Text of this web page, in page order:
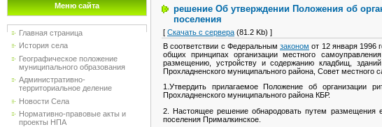
Меню сайта
Главная страница
История села
Географическое положение
муниципального образования
Административно-
территориальное деление
Новости Села
Нормативно-правовые акты и
проекты НПА
решение Об утверждении Положения об
поселения
[ Скачать с сервера (81.2 Kb) ]
В соответствии с Федеральным законом от 12 января
общих принципах организации местного
размещению, устройству и содержанию кладбищ,
Прохладненского муниципального района, Совет местного
1.Утвердить прилагаемое Положение об организации
Прохладненского муниципального района КБР.
2. Настоящее решение обнародовать путем размещения
поселения Прималкинское.